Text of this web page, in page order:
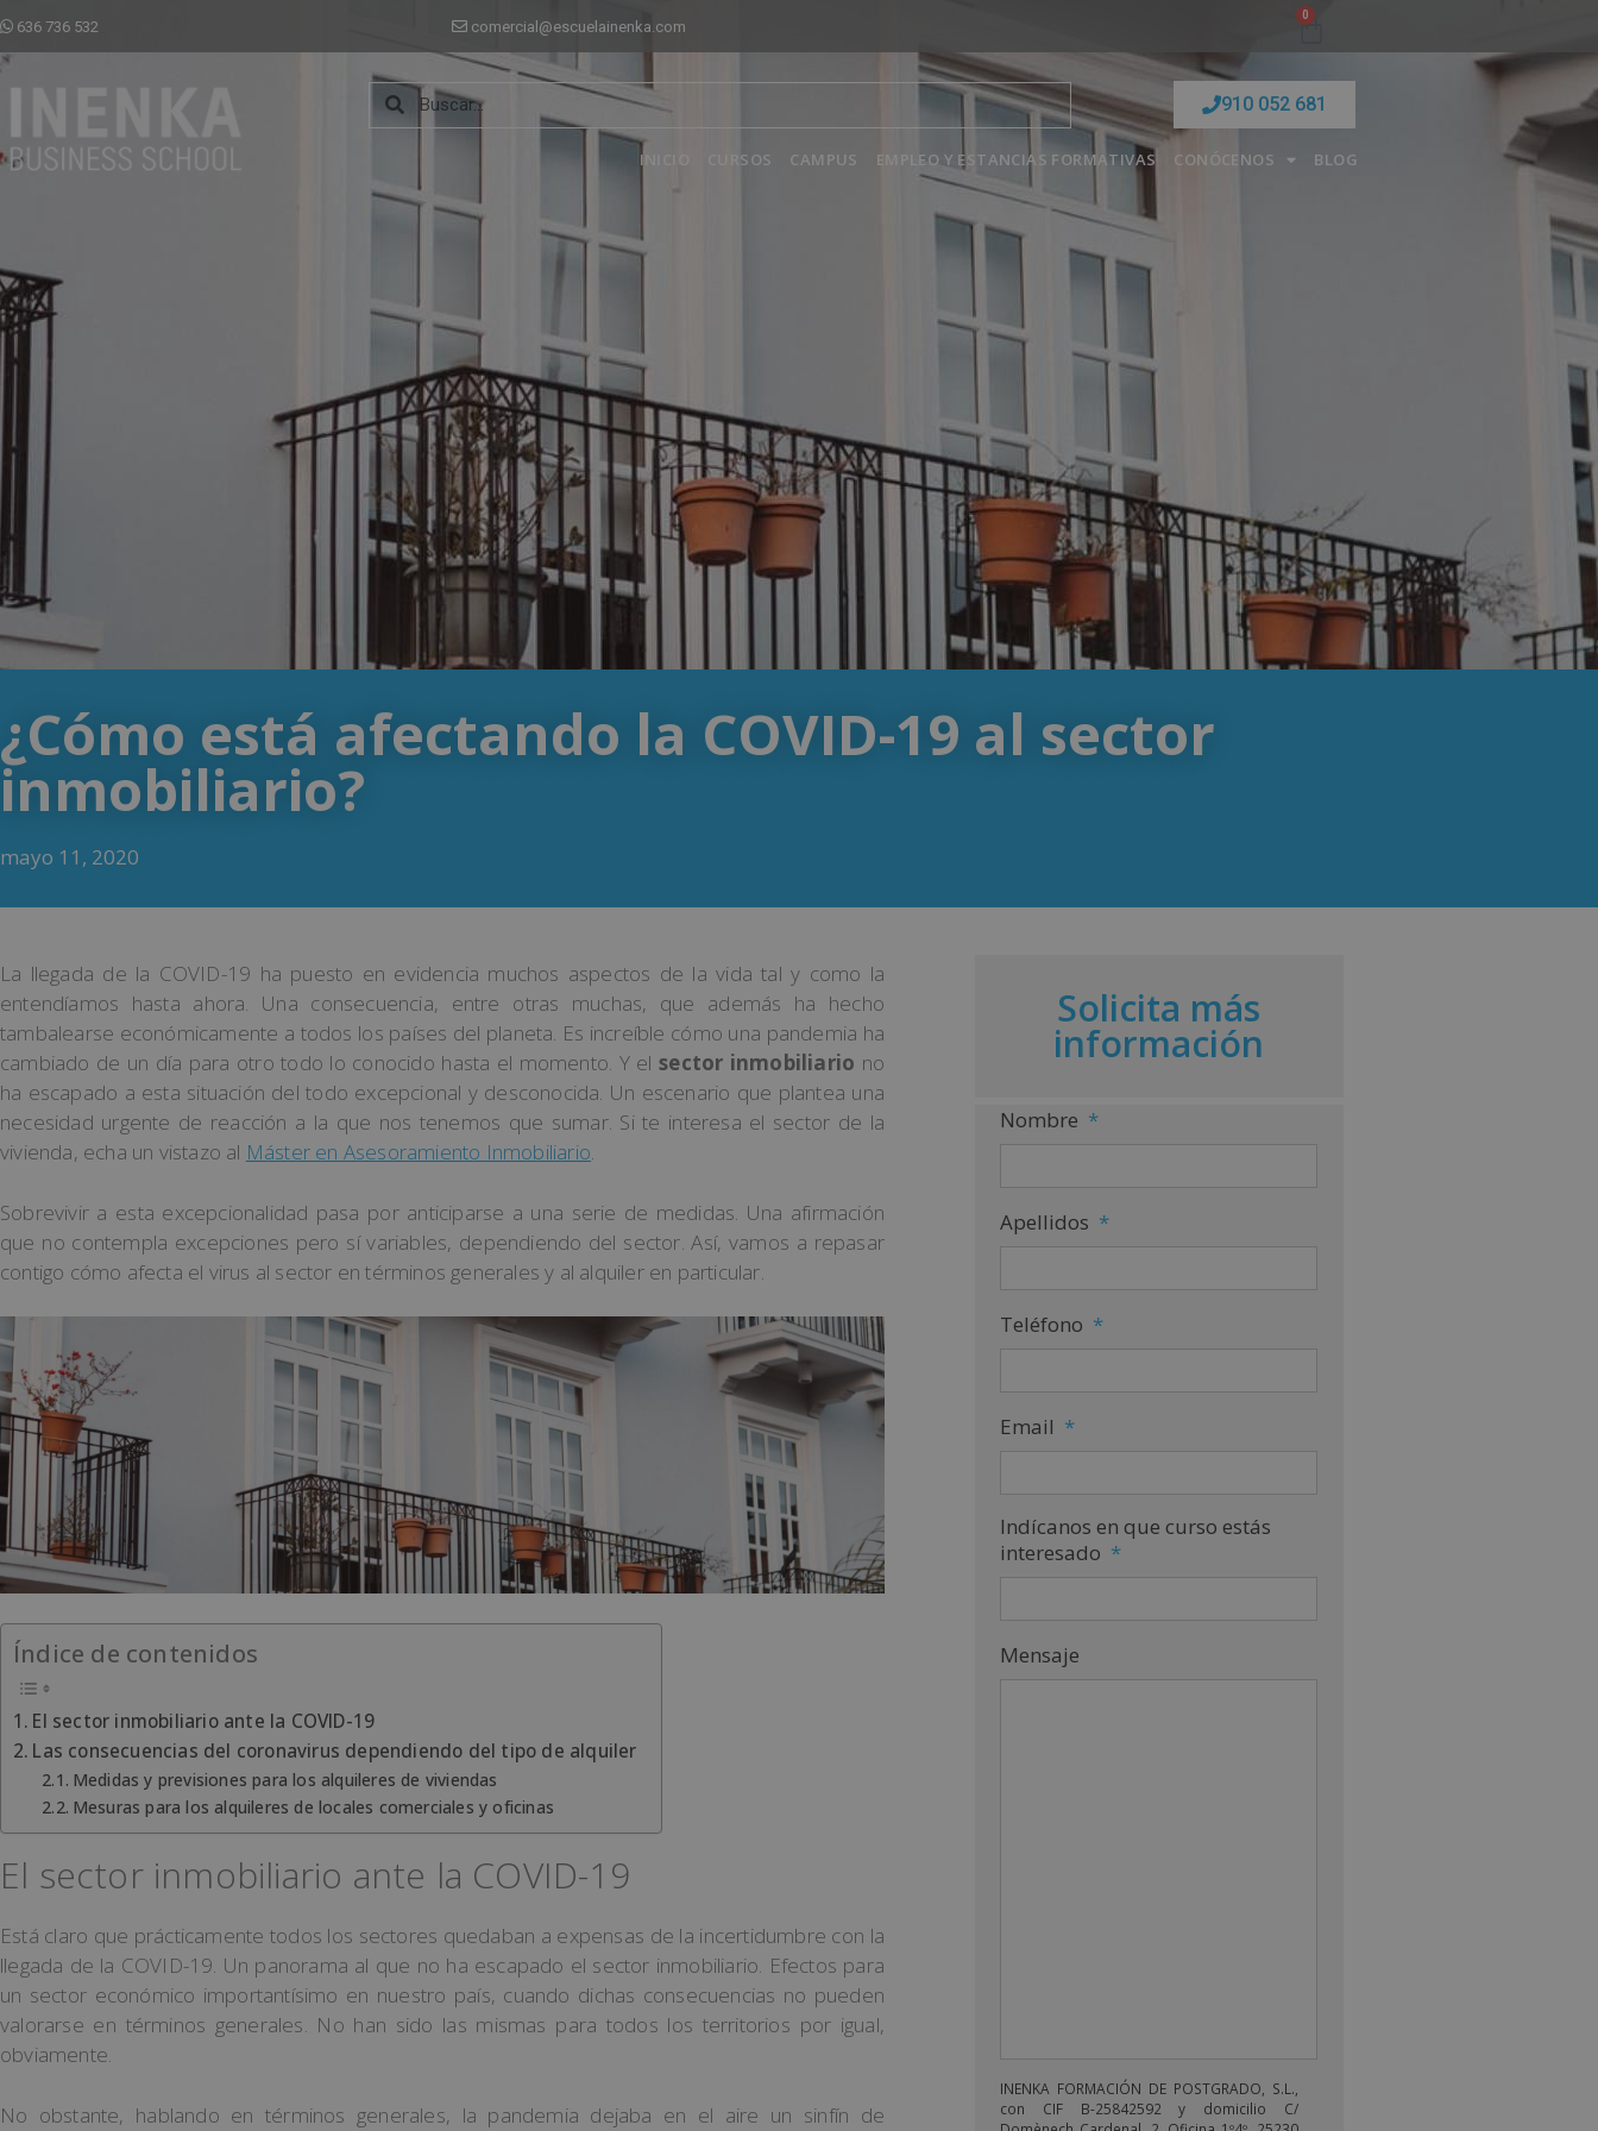
636 736 532 comercial@escuelainenka.com
0
910 052 681
INICIO CURSOS CAMPUS EMPLEO Y ESTANCIAS FORMATIVAS CONÓCENOS BLOG
¿Cómo está afectando la COVID-19 al sector
inmobiliario?
mayo 11, 2020
La llegada de la COVID-19 ha puesto en evidencia muchos aspectos de la vida tal y como la
entendíamos hasta ahora. Una consecuencia, entre otras muchas, que además ha hecho
tambalearse económicamente a todos los países del planeta. Es increíble cómo una pandemia ha
cambiado de un día para otro todo lo conocido hasta el momento. Y elsector inmobiliario no
ha escapado a esta situación del todo excepcional y desconocida. Un escenario que plantea una
necesidad urgente de reacción a la que nos tenemos que sumar. Si te interesa el sector de la
vivienda, echa un vistazo al Máster en Asesoramiento Inmobiliario.
Sobrevivir a esta excepcionalidad pasa por anticiparse a una serie de medidas. Una afirmación
que no contempla excepciones pero sí variables, dependiendo del sector. Así, vamos a repasar
contigo cómo afecta el virus al sector en términos generales y al alquiler en particular.
Índice de contenidos
El sector inmobiliario ante la COVID-19
Las consecuencias del coronavirus dependiendo del tipo de alquiler
Medidas y previsiones para los alquileres de viviendas
Mesuras para los alquileres de locales comerciales y oficinas
El sector inmobiliario ante la COVID-19
Está claro que prácticamente todos los sectores quedaban a expensas de la incertidumbre con la
llegada de la COVID-19. Un panorama al que no ha escapado el sector inmobiliario. Efectos para
un sector económico importantísimo en nuestro país, cuando dichas consecuencias no pueden
valorarse en términos generales. No han sido las mismas para todos los territorios por igual,
obviamente.
No obstante, hablando en términos generales, la pandemia dejaba en el aire un sinfín de
Solicita más
información
Nombre *
Apellidos *
Teléfono *
Email *
Indícanos en que curso estás
interesado *
Mensaje
INENKA FORMACIÓN DE POSTGRADO, S.L.,
con CIF B-25842592 y domicilio C/